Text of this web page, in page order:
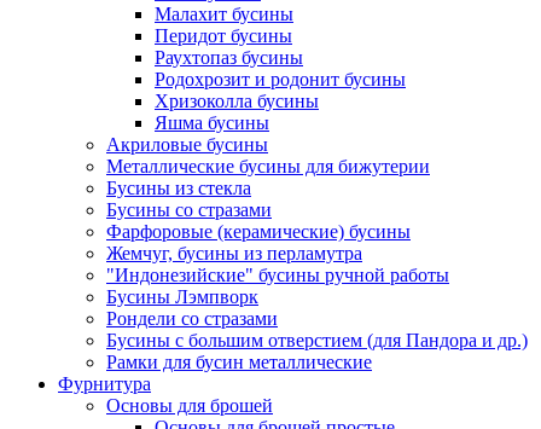
Малахит бусины
Перидот бусины
Раухтопаз бусины
Родохрозит и родонит бусины
Хризоколла бусины
Яшма бусины
Акриловые бусины
Металлические бусины для бижутерии
Бусины из стекла
Бусины со стразами
Фарфоровые (керамические) бусины
Жемчуг, бусины из перламутра
"Индонезийские" бусины ручной работы
Бусины Лэмпворк
Рондели со стразами
Бусины с большим отверстием (для Пандора и др.)
Рамки для бусин металлические
Фурнитура
Основы для брошей